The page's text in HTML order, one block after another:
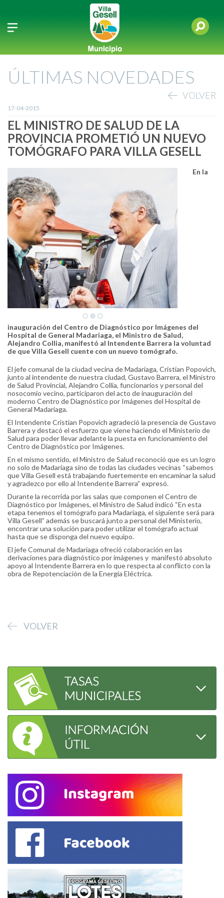
ÚLTIMAS NOVEDADES
VOLVER
17-04-2015
EL MINISTRO DE SALUD DE LA
PROVINCIA PROMETIÓ UN NUEVO
TOMÓGRAFO PARA VILLA GESELL
En la
inauguración del Centro de Diagnóstico por Imágenes del
Hospital de General Madariaga, el Ministro de Salud,
Alejandro Collia, manifestó al Intendente Barrera la voluntad
de que Villa Gesell cuente con un nuevo tomógrafo.
El jefe comunal de la ciudad vecina de Madariaga, Cristian Popovich,
junto al intendente de nuestra ciudad, Gustavo Barrera, el Ministro
de Salud Provincial, Alejandro Collia, funcionarios y personal del
nosocomio vecino, participaron del acto de inauguración del
moderno Centro de Diagnóstico por Imágenes del Hospital de
General Madariaga.
El Intendente Cristian Popovich agradeció la presencia de Gustavo
Barrera y destacó el esfuerzo que viene haciendo el Ministerio de
Salud para poder llevar adelante la puesta en funcionamiento del
Centro de Diagnóstico por Imágenes.
En el mismo sentido, el Ministro de Salud reconoció que es un logro
no solo de Madariaga sino de todas las ciudades vecinas “sabemos
que Villa Gesell está trabajando fuertemente en encaminar la salud
y agradezco por ello al Intendente Barrera” expresó.
Durante la recorrida por las salas que componen el Centro de
Diagnóstico por Imágenes, el Ministro de Salud indicó “En esta
etapa tenemos el tomógrafo para Madariaga, el siguiente será para
Villa Gesell” además se buscará junto a personal del Ministerio,
encontrar una solución para poder utilizar el tomógrafo actual
hasta que se disponga del nuevo equipo.
El jefe Comunal de Madariaga ofreció colaboración en las
derivaciones para diagnóstico por imágenes y manifestó absoluto
apoyo al Intendente Barrera en lo que respecta al conflicto con la
obra de Repotenciación de la Energía Eléctrica.
VOLVER